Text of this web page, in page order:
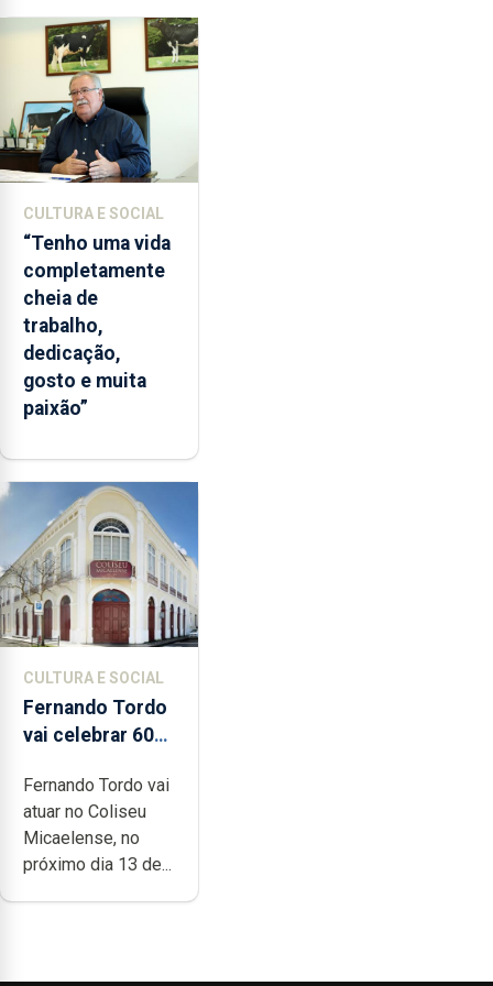
licenciatura
Biotecnologia
e
o
mestrado
Comunicação
de
Ciência.
CULTURA E SOCIAL
“Tenho uma vida
completamente
cheia de
trabalho,
dedicação,
gosto e muita
paixão”
CULTURA E SOCIAL
Fernando Tordo
vai celebrar 60
no Coliseu
Micaelense
Fernando Tordo vai
atuar no Coliseu
Micaelense, no
próximo dia 13 de...